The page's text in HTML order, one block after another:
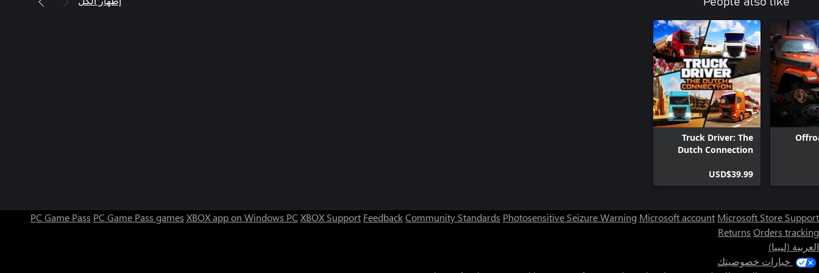
Truck Driver: The
Dutch Connection
USD$39.99
PC Game Pass PC Game Pass games XBOX app on Windows PC XBOX Support FeedbackCommunity Standards Photosensitive Seizure Warning Microsoft account Microsoft Store Support
Returns Orders tracking
العربية (ليبيا)
خيارات خصوصيتك